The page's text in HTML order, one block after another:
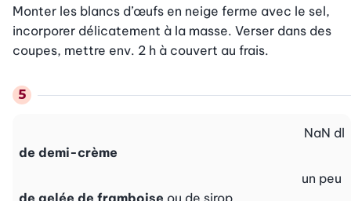
Monter les blancs d’œufs en neige ferme avec le sel,
incorporer délicatement à la masse. Verser dans des
coupes, mettre env. 2 h à couvert au frais.
de demi-crème
NaN dl
un peu